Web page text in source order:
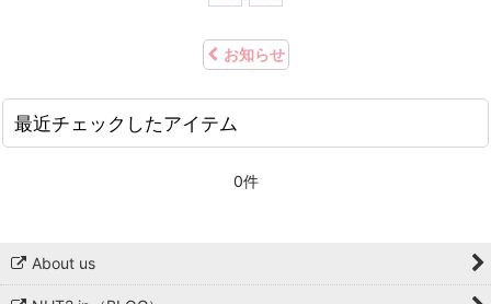
お知らせ
最近チェックしたアイテム
0件
About us